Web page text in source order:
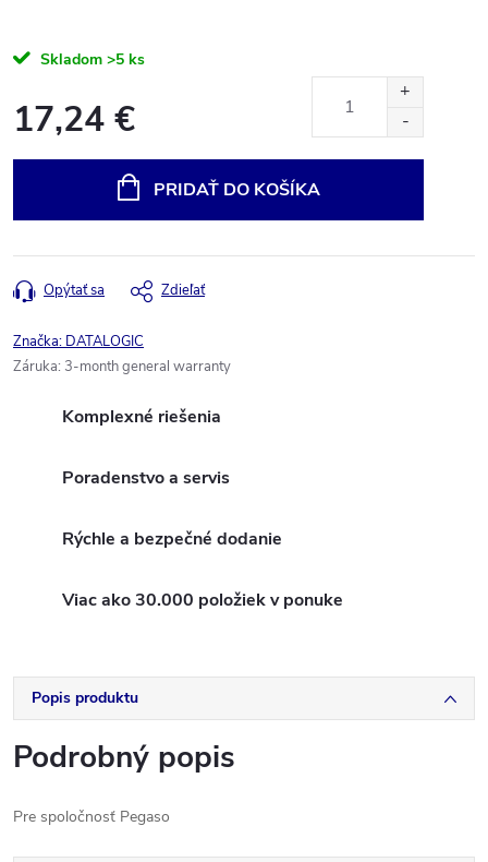
Skladom >5 ks
17,24 €
PRIDAŤ DO KOŠÍKA
Opýtať sa Zdieľať
Značka: DATALOGIC
Záruka: 3-month general warranty
Komplexné riešenia
Poradenstvo a servis
Rýchle a bezpečné dodanie
Viac ako 30.000 položiek v ponuke
Popis produktu
Podrobný popis
Pre spoločnosť Pegaso